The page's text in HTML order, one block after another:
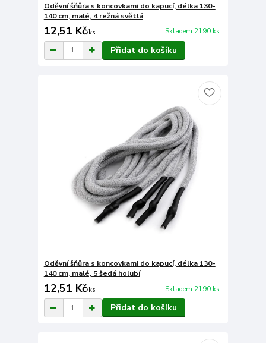
Oděvní šňůra s koncovkami do kapucí, délka 130-
140 cm, malé, 4 režná světlá
12,51 Kč/ks Skladem 2190 ks
Přidat do košíku
Oděvní šňůra s koncovkami do kapucí, délka 130-
140 cm, malé, 5 šedá holubí
12,51 Kč/ks Skladem 2190 ks
Přidat do košíku